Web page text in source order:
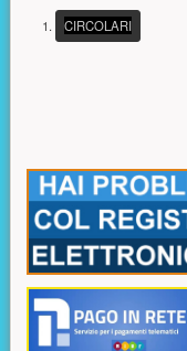
CIRCOLARI
Risorse